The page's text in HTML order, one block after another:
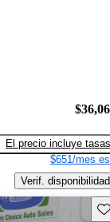
El precio incluye tasas
$651/mes
Verif. disponibilidad